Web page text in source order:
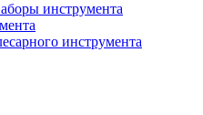
инструмента
инструмента